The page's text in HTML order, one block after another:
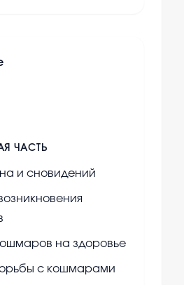
ЧАСТЬ
и сновидений
на здоровье
с кошмарами